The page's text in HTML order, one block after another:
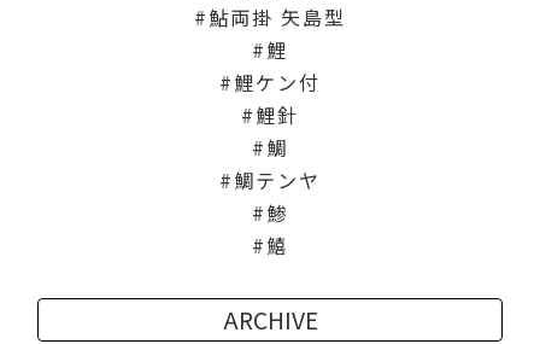
鮎両掛 矢島型
鯉
鯉ケン付
鯉針
鯛
鯛テンヤ
鯵
鱚
ARCHIVE